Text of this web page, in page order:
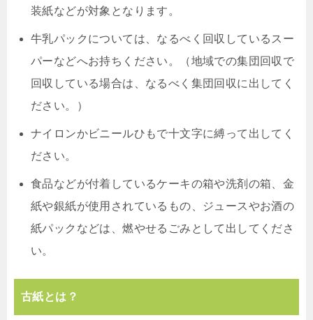
装紙などが対象となります。
牛乳パックについては、なるべく回収しているスー
パーなどへお持ちください。（地域での集団回収で
回収している場合は、なるべく集団回収に出してく
ださい。）
ナイロンかビニールひもで十文字に縛って出してく
ださい。
食品などが付着しているケーキの箱や洗剤の箱、金
紙や銀紙が使用されているもの、ジュースやお酒の
紙パックなどは、燃やせるごみとして出してくださ
い。
古紙とは？